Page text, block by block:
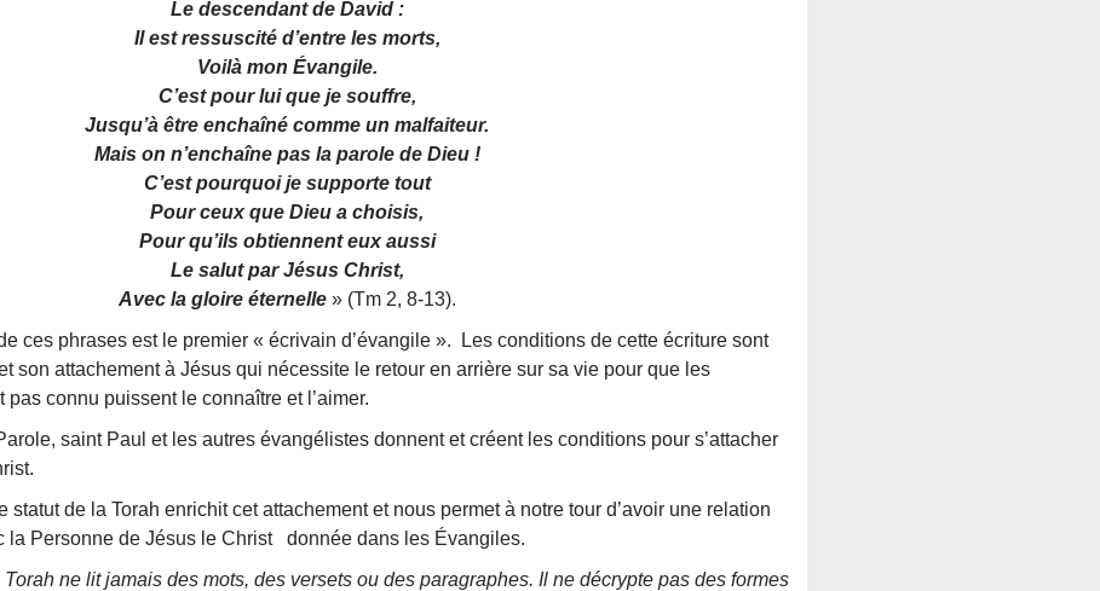
Le descendant de David :
Il est ressuscité d’entre les morts,
Voilà mon Évangile.
C’est pour lui que je souffre,
Jusqu’à être enchaîné comme un malfaiteur.
Mais on n’enchaîne pas la parole de Dieu !
C’est pourquoi je supporte tout
Pour ceux que Dieu a choisis,
Pour qu’ils obtiennent eux aussi
Le salut par Jésus Christ,
Avec la gloire éternelle» (Tm 2, 8-13).
phrases est le premier « écrivain d’évangile ». Les conditions de cette écriture sont
son attachement à Jésus qui nécessite le retour en arrière sur sa vie pour que les
pas connu puissent le connaître et l’aimer.
saint Paul et les autres évangélistes donnent et créent les conditions pour s’attacher
de la Torah enrichit cet attachement et nous permet à notre tour d’avoir une relation
la Personne de Jésus le Christ donnée dans les Évangiles.
ne lit jamais des mots, des versets ou des paragraphes. Il ne décrypte pas des formes